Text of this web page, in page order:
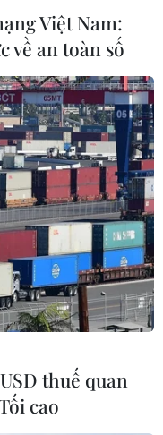
viên leo núi
Việt Nam:
về an toàn số
thuế quan
cao